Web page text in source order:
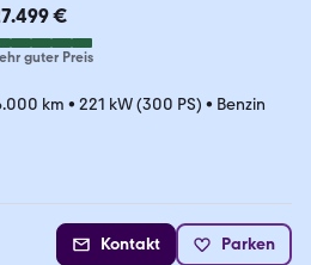
€
guter Preis
km • 221 kW (300 PS) • Benzin
Kontakt Parken